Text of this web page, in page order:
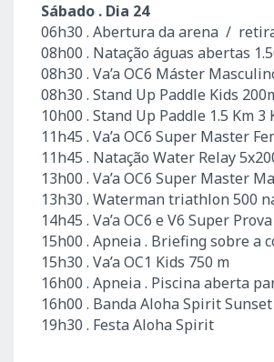
Sábado . Dia 24
06h30 . Abertura da arena /
08h00 . Natação águas abertas
08h30 . Va’a OC6 Máster
08h30 . Stand Up Paddle Kids
10h00 . Stand Up Paddle 1.5 Km
11h45 . Va’a OC6 Super Master
11h45 . Natação Water Relay
13h00 . Va’a OC6 Super Master
13h30 . Waterman triathlon 500
14h45 . Va’a OC6 e V6 Super
15h00 . Apneia . Briefing sobre a
15h30 . Va’a OC1 Kids 750 m
16h00 . Apneia . Piscina aberta
16h00 . Banda Aloha Spirit Sunset
19h30 . Festa Aloha Spirit